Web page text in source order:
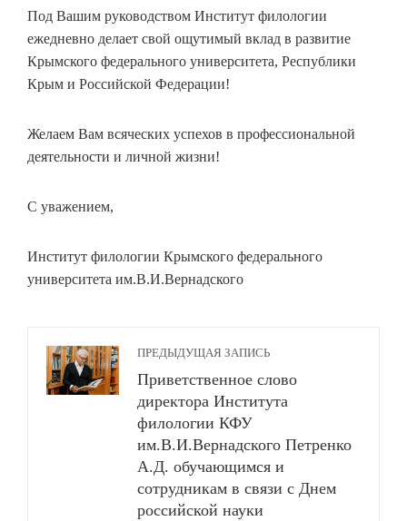
Под Вашим руководством Институт филологии
ежедневно делает свой ощутимый вклад в развитие
Крымского федерального университета, Республики
Крым и Российской Федерации!
Желаем Вам всяческих успехов в профессиональной
деятельности и личной жизни!
С уважением,
Институт филологии Крымского федерального
университета им.В.И.Вернадского
ПРЕДЫДУЩАЯ ЗАПИСЬ
Приветственное слово
директора Института
филологии КФУ
им.В.И.Вернадского Петренко
А.Д. обучающимся и
сотрудникам в связи с Днем
российской науки